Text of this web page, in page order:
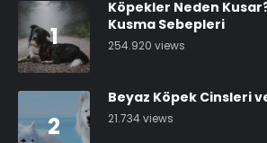
1
Köpekler Neden
Kusma Sebepleri
254.920 views
2
Beyaz Köpek Cinsleri
21.734 views